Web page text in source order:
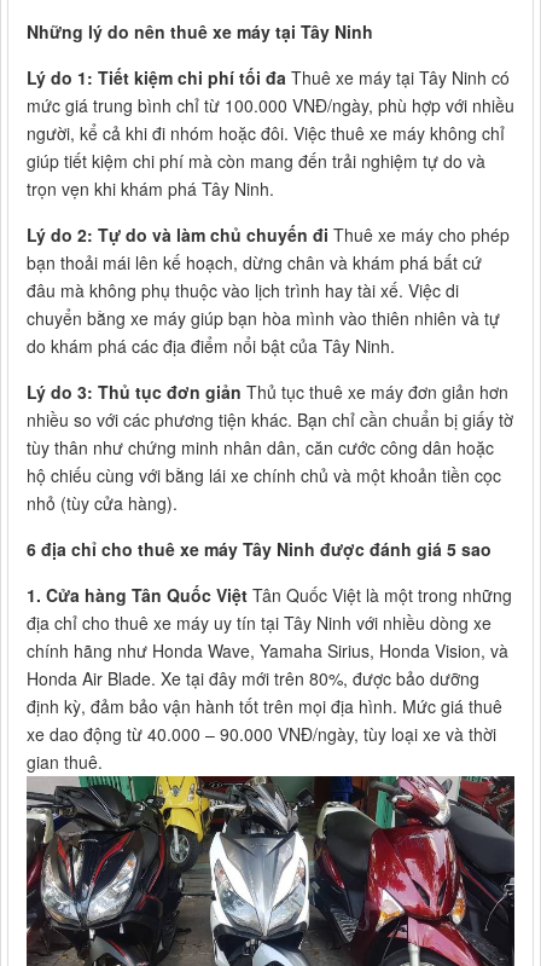
Những lý do nên thuê xe máy tại Tây Ninh
Lý do 1: Tiết kiệm chi phí tối đa Thuê xe máy tại Tây Ninh có
mức giá trung bình chỉ từ 100.000 VNĐ/ngày, phù hợp với nhiều
người, kể cả khi đi nhóm hoặc đôi. Việc thuê xe máy không chỉ
giúp tiết kiệm chi phí mà còn mang đến trải nghiệm tự do và
trọn vẹn khi khám phá Tây Ninh.
Lý do 2: Tự do và làm chủ chuyến đi Thuê xe máy cho phép
bạn thoải mái lên kế hoạch, dừng chân và khám phá bất cứ
đâu mà không phụ thuộc vào lịch trình hay tài xế. Việc di
chuyển bằng xe máy giúp bạn hòa mình vào thiên nhiên và tự
do khám phá các địa điểm nổi bật của Tây Ninh.
Lý do 3: Thủ tục đơn giản Thủ tục thuê xe máy đơn giản hơn
nhiều so với các phương tiện khác. Bạn chỉ cần chuẩn bị giấy tờ
tùy thân như chứng minh nhân dân, căn cước công dân hoặc
hộ chiếu cùng với bằng lái xe chính chủ và một khoản tiền cọc
nhỏ (tùy cửa hàng).
6 địa chỉ cho thuê xe máy Tây Ninh được đánh giá 5 sao
1. Cửa hàng Tân Quốc Việt Tân Quốc Việt là một trong những
địa chỉ cho thuê xe máy uy tín tại Tây Ninh với nhiều dòng xe
chính hãng như Honda Wave, Yamaha Sirius, Honda Vision, và
Honda Air Blade. Xe tại đây mới trên 80%, được bảo dưỡng
định kỳ, đảm bảo vận hành tốt trên mọi địa hình. Mức giá thuê
xe dao động từ 40.000 – 90.000 VNĐ/ngày, tùy loại xe và thời
gian thuê.